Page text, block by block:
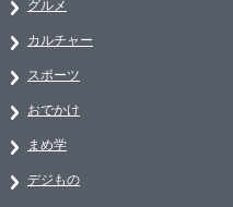
グルメ
カルチャー
スポーツ
おでかけ
まめ学
デジもの